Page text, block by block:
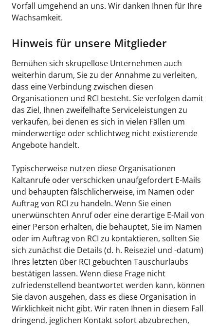
Vorfall umgehend an uns. Wir danken Ihnen für Ihre
Wachsamkeit.
Hinweis für unsere Mitglieder
Bemühen sich skrupellose Unternehmen auch
weiterhin darum, Sie zu der Annahme zu verleiten,
dass eine Verbindung zwischen diesen
Organisationen und RCI besteht. Sie verfolgen damit
das Ziel, Ihnen zweifelhafte Serviceleistungen zu
verkaufen, bei denen es sich in vielen Fällen um
minderwertige oder schlichtweg nicht existierende
Angebote handelt.
Typischerweise nutzen diese Organisationen
Kaltanrufe oder verschicken unaufgefordert E-Mails
und behaupten fälschlicherweise, im Namen oder
Auftrag von RCI zu handeln. Wenn Sie einen
unerwünschten Anruf oder eine derartige E-Mail von
einer Person erhalten, die behauptet, Sie im Namen
oder im Auftrag von RCI zu kontaktieren, sollten Sie
sich zunächst die Details (d. h. Reiseziel und -datum)
Ihres letzten über RCI gebuchten Tauschurlaubs
bestätigen lassen. Wenn diese Frage nicht
zufriedenstellend beantwortet werden kann, können
Sie davon ausgehen, dass es diese Organisation in
Wirklichkeit nicht gibt. Wir raten Ihnen in diesem Fall
dringend, jeglichen Kontakt sofort abzubrechen,